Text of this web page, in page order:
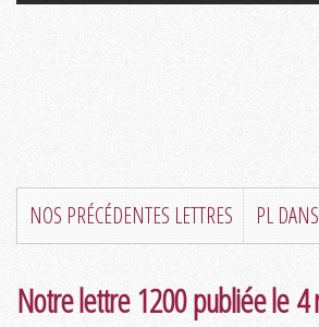
NOS PRÉCÉDENTES LETTRES PL
Notre lettre 1200 publiée le 4